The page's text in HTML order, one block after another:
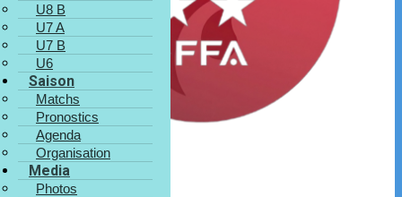
U8 B
U7 A
U7 B
U6
Saison
Matchs
Pronostics
Agenda
Organisation
Media
Photos